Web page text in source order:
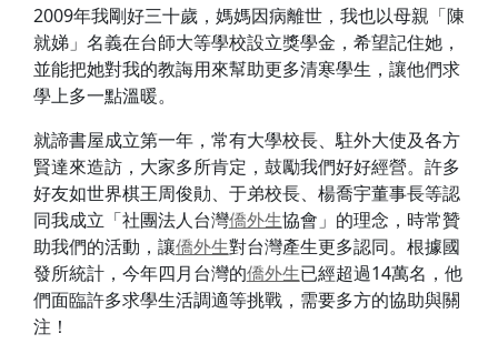
2009年我剛好三十歲，媽媽因病離世，我也以母親「陳
就娣」名義在台師大等學校設立獎學金，希望記住她，
並能把她對我的教誨用來幫助更多清寒學生，讓他們求
學上多一點溫暖。
就諦書屋成立第一年，常有大學校長、駐外大使及各方
賢達來造訪，大家多所肯定，鼓勵我們好好經營。許多
好友如世界棋王周俊勛、于弟校長、楊喬宇董事長等認
同我成立「社團法人台灣僑外生協會」的理念，時常贊
助我們的活動，讓僑外生對台灣產生更多認同。根據國
發所統計，今年四月台灣的僑外生已經超過14萬名，他
們面臨許多求學生活調適等挑戰，需要多方的協助與關
注！